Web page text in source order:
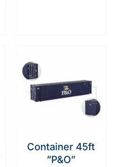
Container 45ft
”P&O”